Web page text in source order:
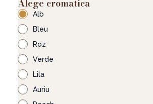
Alege cromatica
Alb
Bleu
Roz
Verde
Lila
Auriu